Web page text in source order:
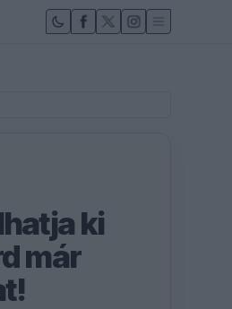
ki
már